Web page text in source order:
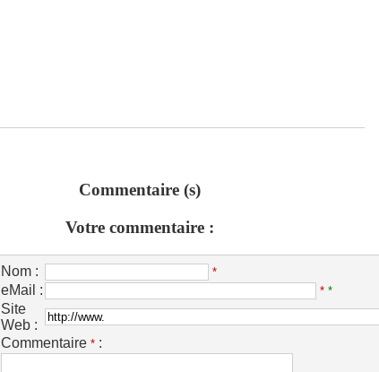
Commentaire (s)
Votre commentaire :
Nom : *
eMail : * *
Site
Web :
Commentaire * :